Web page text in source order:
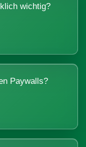
wichtig?
Paywalls?